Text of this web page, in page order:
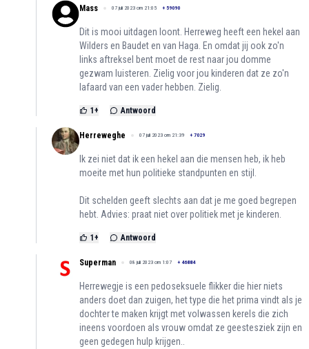
Mass 07 juli 2023 om 21:05 + 59090
Dit is mooi uitdagen loont. Herreweg heeft een hekel aan
Wilders en Baudet en van Haga. En omdat jij ook zo'n
links aftreksel bent moet de rest naar jou domme
gezwam luisteren. Zielig voor jou kinderen dat ze zo'n
lafaard van een vader hebben. Zielig.
1 + Antwoord
Herreweghe 07 juli 2023 om 21:39 + 7029
Ik zei niet dat ik een hekel aan die mensen heb, ik heb
moeite met hun politieke standpunten en stijl.
Dit schelden geeft slechts aan dat je me goed begrepen
hebt. Advies: praat niet over politiek met je kinderen.
1 + Antwoord
Superman 08 juli 2023 om 1:07 + 46884
Herrewegje is een pedoseksuele flikker die hier niets
anders doet dan zuigen, het type die het prima vindt als je
dochter te maken krijgt met volwassen kerels die zich
ineens voordoen als vrouw omdat ze geestesziek zijn en
geen gedegen hulp krijgen..